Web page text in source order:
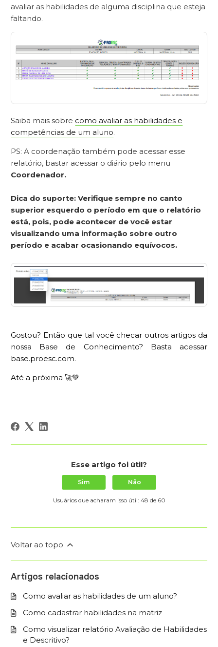
avaliar as habilidades de alguma disciplina que esteja
faltando.
Saiba mais sobre como avaliar as habilidades e
competências de um aluno.
PS: A coordenação também pode acessar esse
relatório, bastar acessar o diário pelo menu
Coordenador.
Dica do suporte: Verifique sempre no canto
superior esquerdo o período em que o relatório
está, pois, pode acontecer de você estar
visualizando uma informação sobre outro
período e acabar ocasionando equívocos.
Gostou? Então que tal você checar outros artigos da
nossa Base de Conhecimento? Basta acessar
base.proesc.com.
Até a próxima 🚀💚
Esse artigo foi útil?
Sim Não
Usuários que acharam isso útil: 48 de 60
Voltar ao topo
Artigos relacionados
Como avaliar as habilidades de um aluno?
Como cadastrar habilidades na matriz
Como visualizar relatório Avaliação de Habilidades
e Descritivo?